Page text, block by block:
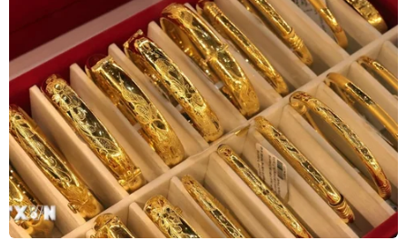
Hỗ trợ
Ngôn ngữ
TTXVN
Dịch vụ tin
Quảng cáo
Liên hệ
Giấy phép số: 1374/GP-BTTTT do Bộ Thông tin và Truyền thông
cấp ngày 11/9/2008.